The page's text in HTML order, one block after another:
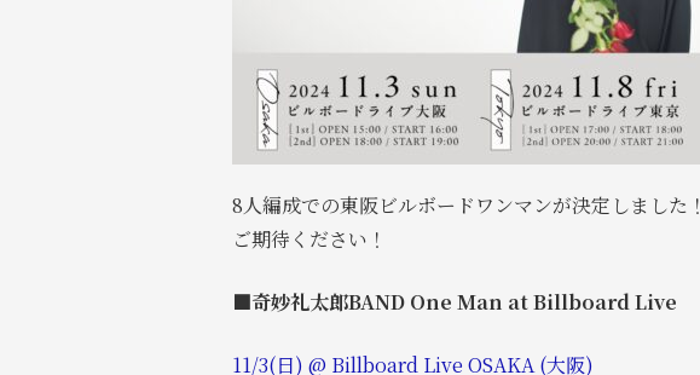
8人編成での東阪ビルボードワンマンが決定しました！
ご期待ください！
■奇妙礼太郎BAND One Man at Billboard Live
11/3(日) @ Billboard Live OSAKA (大阪)